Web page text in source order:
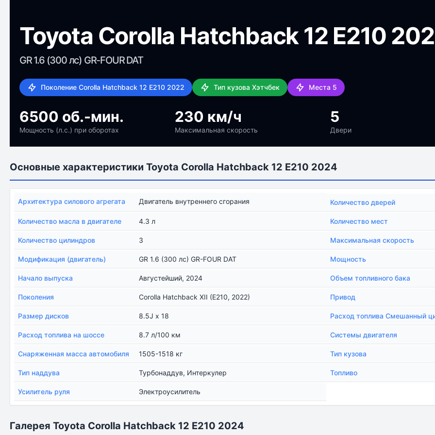
Toyota Corolla Hatchback 12 E210
GR 1.6 (300 лс) GR-FOUR DAT
Поколение Corolla Hatchback 12 E210 2022 Тип кузова Хэтчбек Места 5
6500 об.-мин.
Мощность (л.с.) при оборотах
230 км/ч
Максимальная скорость
5
Двери
Основные характеристики Toyota Corolla Hatchback 12 E210 2024
Архитектура силового агрегата Двигатель внутреннего сгорания Количество дверей
Количество масла в двигателе 4.3 л Количество мест
Количество цилиндров 3 Максимальная скорость
Модификация (двигатель) GR 1.6 (300 лс) GR-FOUR DAT Мощность
Начало выпуска Августейший, 2024 Объем топливного бака
Поколения Corolla Hatchback XII (E210, 2022) Привод
Размер дисков 8.5J x 18 Расход топлива Смешанный
Расход топлива на шоссе 8.7 л/100 км Системы двигателя
Снаряженная масса автомобиля 1505-1518 кг Тип кузова
Тип наддува Турбонаддув, Интеркулер Топливо
Усилитель руля Электроусилитель
Галерея Toyota Corolla Hatchback 12 E210 2024